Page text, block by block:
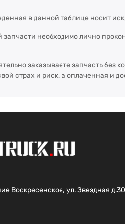
в данной таблице носит
запчасти необходимо лично
заказываете запчасть без
страх и риск, а оплаченная и
Воскресенское, ул. Звездная д.30